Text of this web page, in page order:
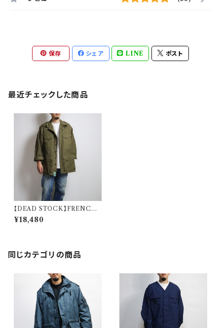
保存 シェア LINE ポスト
最近チェックした商品
【DEAD STOCK】FRENCH
ARMY M-47 FIELD JACKE
T フランス軍 フィールドジャケッ
¥18,480
同じカテゴリの商品